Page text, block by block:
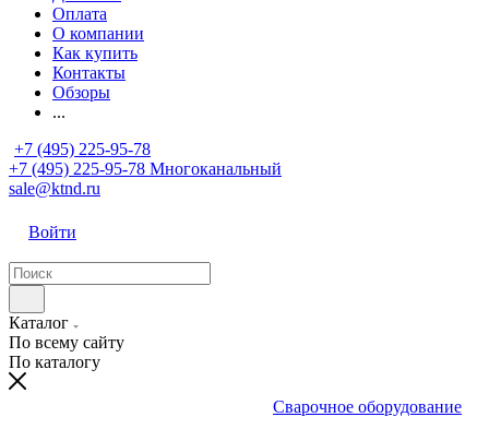
Оплата
О компании
Как купить
Контакты
Обзоры
...
+7 (495) 225-95-78
+7 (495) 225-95-78 Многоканальный
sale@ktnd.ru
Войти
Каталог
По всему сайту
По каталогу
Сварочное оборудование